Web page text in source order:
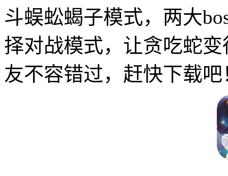
斗蜈蚣蝎子模式，两大
择对战模式，让贪吃蛇
友不容错过，赶快下载吧